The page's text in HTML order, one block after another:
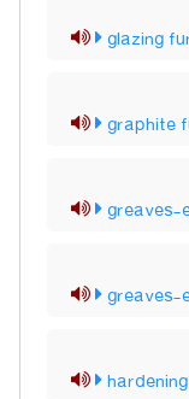
glazing
graphite
greaves-
greaves-